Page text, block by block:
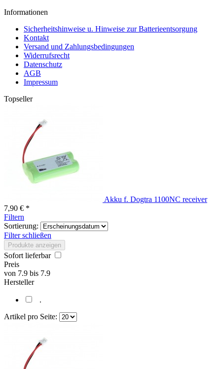
Informationen
Sicherheitshinweise u. Hinweise zur Batterieentsorgung
Kontakt
Versand und Zahlungsbedingungen
Widerrufsrecht
Datenschutz
AGB
Impressum
Topseller
Akku f. Dogtra 1100NC receiver
7,90 € *
Filtern
Sortierung:
Filter schließen
Produkte anzeigen
Sofort lieferbar
Preis
von 7.9 bis 7.9
Hersteller
.
Artikel pro Seite: